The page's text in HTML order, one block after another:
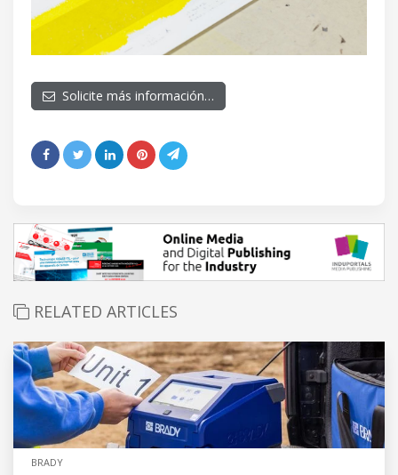
Solicite más información…
RELATED ARTICLES
BRADY